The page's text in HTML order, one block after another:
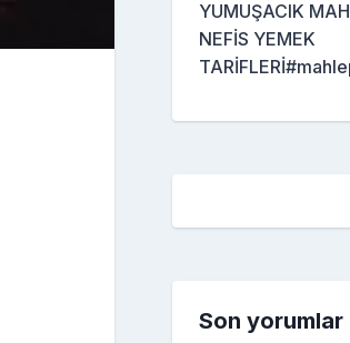
YUMUŞACIK
NEFİS YEMEK
Son yorumlar